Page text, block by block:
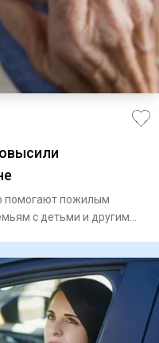
помогают пожилым
с детьми и другим